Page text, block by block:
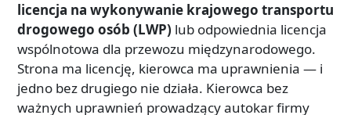
licencja na wykonywanie krajowego transportu
drogowego osób (LWP) lub odpowiednia licencja
wspólnotowa dla przewozu międzynarodowego.
Strona ma licencję, kierowca ma uprawnienia — i
jedno bez drugiego nie działa. Kierowca bez
ważnych uprawnień prowadzący autokar firmy